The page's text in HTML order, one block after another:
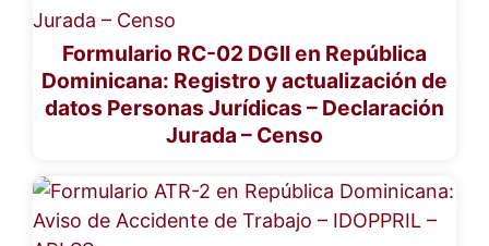
Formulario RC-02 DGII en República
Dominicana: Registro y actualización de
datos Personas Jurídicas – Declaración
Jurada – Censo